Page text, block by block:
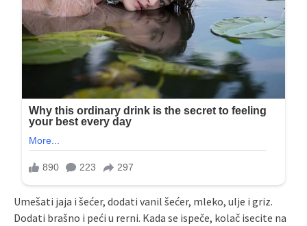
Umešati jaja i šećer, dodati vanil šećer, mleko, ulje i griz.
Dodati brašno i peći u rerni. Kada se ispeče, kolač isecite na